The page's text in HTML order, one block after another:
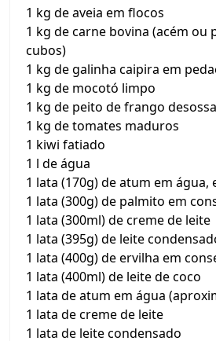
1 kg de aveia em flocos
1 kg de carne bovina (acém ou
cubos)
1 kg de galinha caipira em
1 kg de mocotó limpo
1 kg de peito de frango
1 kg de tomates maduros
1 kiwi fatiado
1 l de água
1 lata (170g) de atum em água,
1 lata (300g) de palmito em
1 lata (300ml) de creme de leite
1 lata (395g) de leite
1 lata (400g) de ervilha em
1 lata (400ml) de leite de coco
1 lata de atum em água
1 lata de creme de leite
1 lata de leite condensado